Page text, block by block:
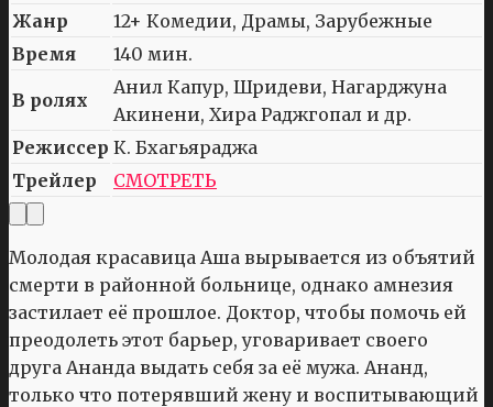
Жанр
12+ Комедии, Драмы, Зарубежные
Время
140 мин.
В ролях
Анил Капур, Шридеви, Нагарджуна
Акинени, Хира Раджгопал и др.
Режиссер К. Бхагьяраджа
Трейлер
СМОТРЕТЬ
Молодая красавица Аша вырывается из объятий
смерти в районной больнице, однако амнезия
застилает её прошлое. Доктор, чтобы помочь ей
преодолеть этот барьер, уговаривает своего
друга Ананда выдать себя за её мужа. Ананд,
только что потерявший жену и воспитывающий